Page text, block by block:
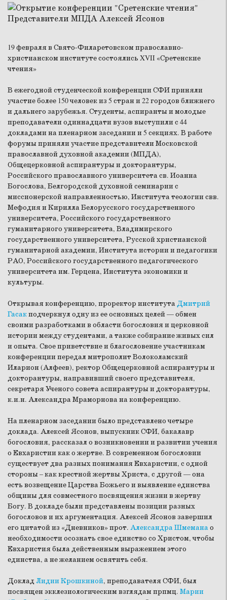
19 февраля в Свято-Филаретовском православно-
христианском институте состоялись XVII «Сретенские
чтения»
В ежегодной студенческой конференции СФИ приняли
участие более 150 человек из 5 стран и 22 городов ближнего
и дальнего зарубежья. Студенты, аспиранты и молодые
преподаватели одиннадцати вузов выступили с 44
докладами на пленарном заседании и 5 секциях. В работе
форумы приняли участие представители Московской
православной духовной академии (МПДА),
Общецерковной аспирантуры и докторантуры,
Российского православного университета св. Иоанна
Богослова, Белгородской духовной семинарии с
миссионерской направленностью, Института теологии свв.
Мефодия и Кирилла Белорусского государственного
университета, Российского государственного
гуманитарного университета, Владимирского
государственного университета, Русской христианской
гуманитарной академии, Института истории и педагогики
РАО, Российского государственного педагогического
университета им. Герцена, Института экономики и
культуры.
Открывая конференцию, проректор институтаДмитрий
Гасакподчеркнул одну из ее основных целей — обмен
своими разработками в области богословия и церковной
истории между студентами, а также собирание живых сил
и опыта. Свое приветствие и благословение участникам
конференции передалмитрополит Волоколамский
Иларион (Алфеев), ректор Общецерковной аспирантуры и
докторантуры, направивший своего представителя,
секретаря Ученого совета аспирантуры и докторантуры,
к.и.н. Александра Мраморнована конференцию.
На пленарном заседании было представлено четыре
доклада. Алексей Ясонов, выпускник СФИ, бакалавр
богословия, рассказал о возникновении и развитии учения
о Евхаристии как о жертве. В современном богословии
существует два разных понимания Евхаристии, с одной
стороны – как крестной жертвы Христа, с другой — она
есть возвещение Царства Божьего и выявление единства
общины для совместного посвящения жизни в жертву
Богу. В докладе были представлены позиции разных
богословов и их аргументация. Алексей Ясонов завершил
его цитатой из «Дневников» прот. Александра Шмеманао
необходимости осознать свое единство со Христом, чтобы
Евхаристия была действенным выражением этого
единства, а не желанием освятить себя.
ДокладЛидии Крошкиной, преподавателя СФИ, был
посвящен экклезиологическим взглядам прпмц. Марии